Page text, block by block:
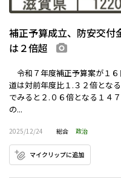
補正予算成立、防安交
は２倍超
令和７年度補正予算案が１
道は対前年度比１.３２倍とな
でみると２.０６倍となる１４
の...
2025/12/24 総合 政治
マイクリップに追加